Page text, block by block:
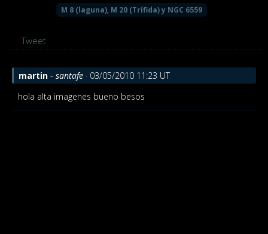
M 8 (laguna), M 20 (Trífida) y NGC 6559
Tweet
martin - santafe · 03/05/2010 11:23 UT
hola alta imagenes bueno besos